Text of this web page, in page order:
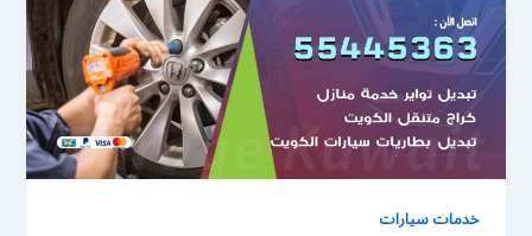
خدمات سيارات